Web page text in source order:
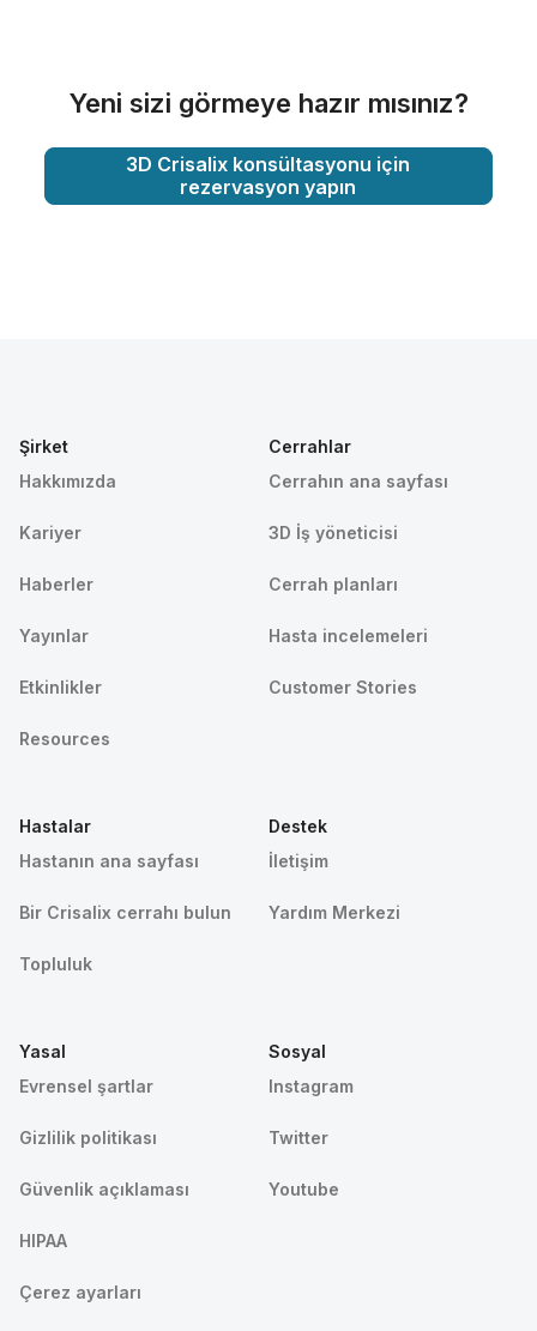
Yeni sizi görmeye hazır mısınız?
3D Crisalix konsültasyonu için
rezervasyon yapın
Şirket
Hakkımızda
Kariyer
Haberler
Yayınlar
Etkinlikler
Resources
Cerrahlar
Cerrahın ana sayfası
3D İş yöneticisi
Cerrah planları
Hasta incelemeleri
Customer Stories
Hastalar
Hastanın ana sayfası
Bir Crisalix cerrahı bulun
Topluluk
Destek
İletişim
Yardım Merkezi
Yasal
Evrensel şartlar
Gizlilik politikası
Güvenlik açıklaması
HIPAA
Çerez ayarları
Sosyal
Instagram
Twitter
Youtube